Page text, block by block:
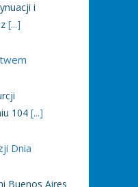
i
[...]
104 [...]
Dnia
Buenos Aires